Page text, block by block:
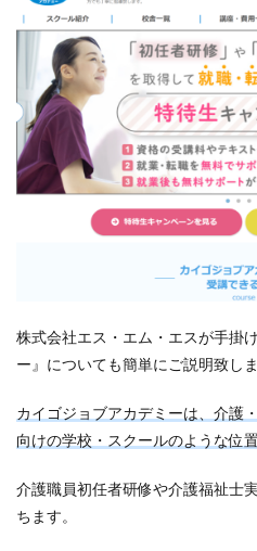
株式会社エス・エム・エスが手掛
ー』についても簡単にご説明致しま
カイゴジョブアカデミーは、介護
向けの学校・スクールのような位置
介護職員初任者研修や介護福祉士
ちます。